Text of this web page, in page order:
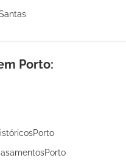
Porto: